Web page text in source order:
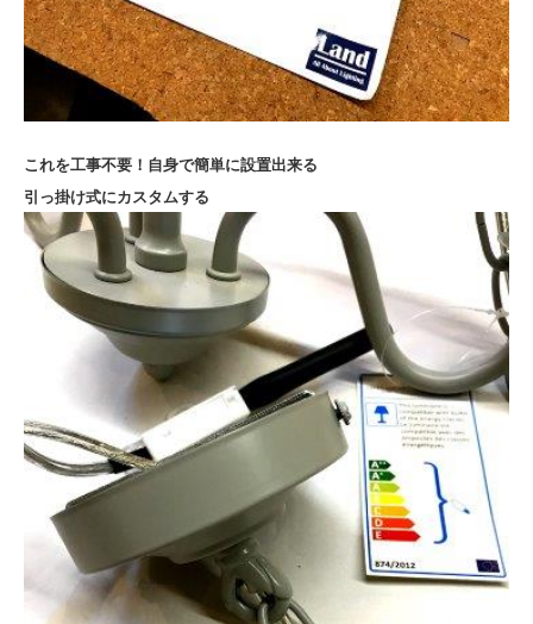
これを工事不要！自身で簡単に設置出来る
引っ掛け式にカスタムする